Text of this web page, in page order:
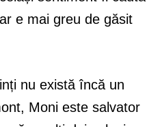
e mai greu de găsit
nu există încă un
Moni este salvator